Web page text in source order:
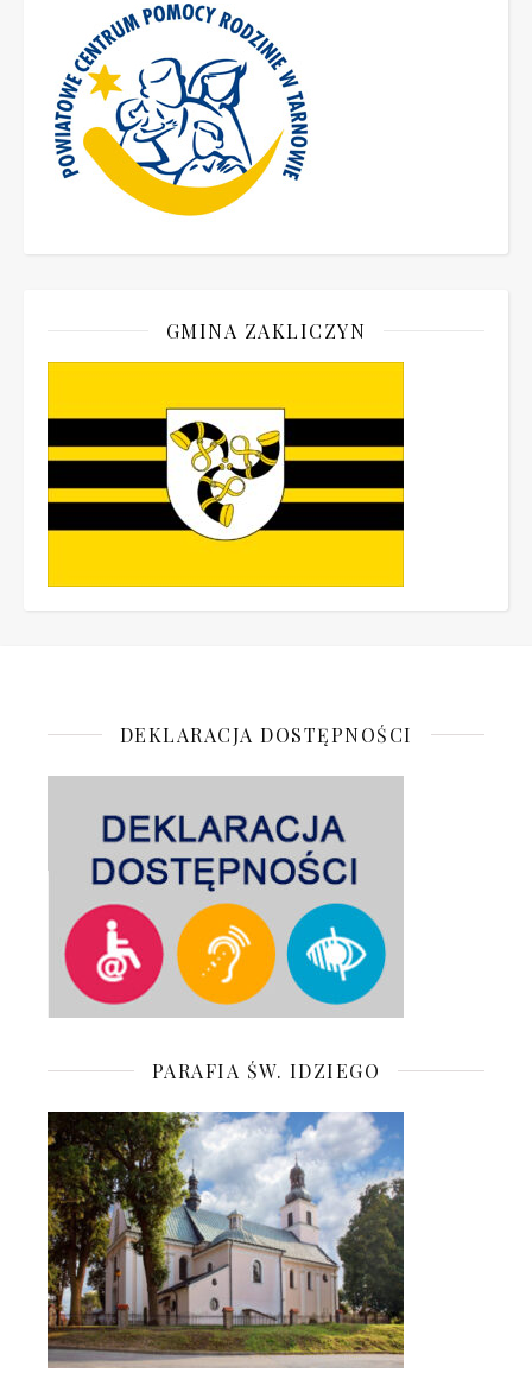
GMINA ZAKLICZYN
DEKLARACJA DOSTĘPNOŚCI
PARAFIA ŚW. IDZIEGO